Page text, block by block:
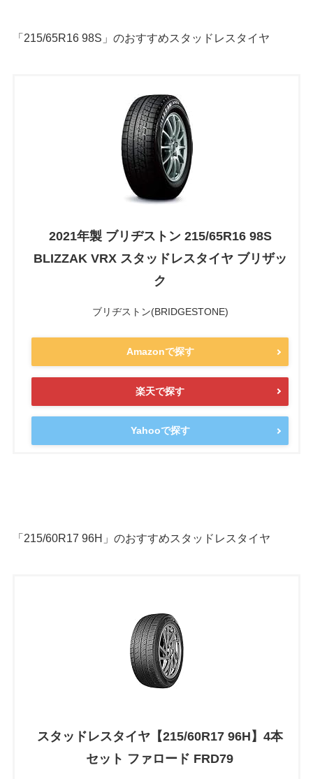
「215/65R16 98S」のおすすめスタッドレスタイヤ
2021年製 ブリヂストン 215/65R16 98S
BLIZZAK VRX スタッドレスタイヤ ブリザッ
ク
ブリヂストン(BRIDGESTONE)
Amazonで探す
楽天で探す
Yahooで探す
「215/60R17 96H」のおすすめスタッドレスタイヤ
スタッドレスタイヤ【215/60R17 96H】4本
セット ファロード FRD79